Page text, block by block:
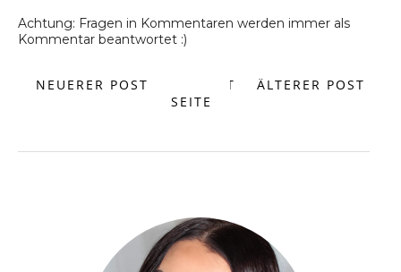
Achtung: Fragen in Kommentaren werden immer als
Kommentar beantwortet :)
NEUERER POST ÄLTERER POST
START
SEITE